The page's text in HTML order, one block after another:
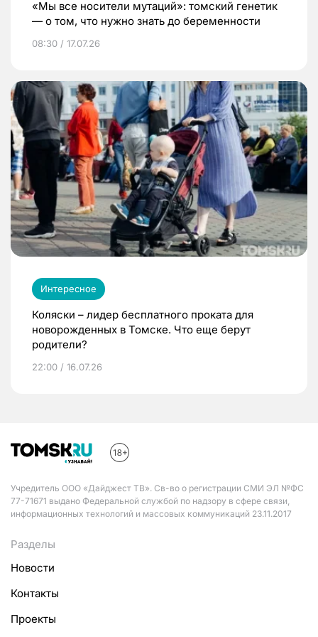
«Мы все носители мутаций»: томский генетик
— о том, что нужно знать до беременности
08:30 / 17.07.26
Интересное
Коляски – лидер бесплатного проката для
новорожденных в Томске. Что еще берут
родители?
22:00 / 16.07.26
Учредитель ООО «Дайджест ТВ». Св-во о регистрации СМИ ЭЛ №ФС
77-71671 выдано Федеральной службой по надзору в сфере связи,
информационных технологий и массовых коммуникаций 23.11.2017
Разделы
Новости
Контакты
Проекты